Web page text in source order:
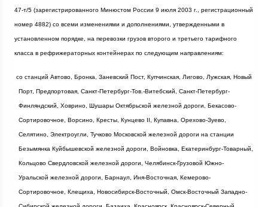
47-т/5 (зарегистрированного Минюстом России 9 июля 2003 г., регистрационный
номер 4882) со всеми изменениями и дополнениями, утвержденными в
установленном порядке, на перевозки грузов второго и третьего тарифного
класса в рефрижераторных контейнерах по следующим направлениям:
со станций Автово, Бронка, Заневский Пост, Купчинская, Лигово, Лужская, Новый
Порт, Предпортовая, Санкт-Петербург-Тов.-Витебский, Санкт-Петербург-
Финляндский, Ховрино, Шушары Октябрьской железной дороги, Бекасово-
Сортировочное, Ворсино, Кресты, Кунцево II, Купавна, Орехово-Зуево,
Селятино, Электроугли, Тучково Московской железной дороги на станции
Безымянка Куйбышевской железной дороги, Войновка, Екатеринбург-Товарный,
Кольцово Свердловской железной дороги, Челябинск-Грузовой Южно-
Уральской железной дороги, Барнаул, Иня-Восточная, Кемерово-
Сортировочное, Клещиха, Новосибирск-Восточный, Омск-Восточный Западно-